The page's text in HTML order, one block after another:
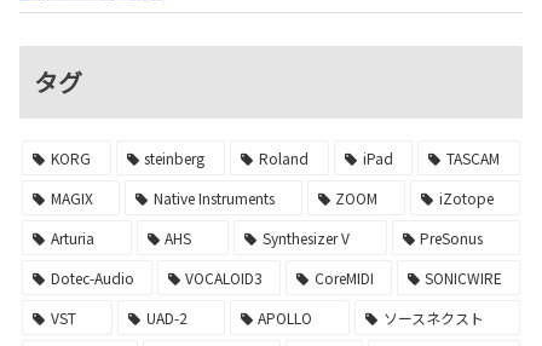
タグ
KORG steinberg Roland iPad
TASCAM
MAGIX
Native Instruments ZOOM
iZotope
Arturia
AHS Synthesizer V
PreSonus
Dotec-Audio
VOCALOID3 CoreMIDI
SONICWIRE
VST
UAD-2 APOLLO
ソースネクスト